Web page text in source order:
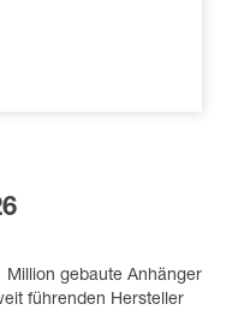
Million gebaute Anhänger
führenden Hersteller